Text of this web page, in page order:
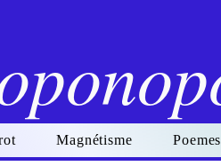
Magnétisme Poemes